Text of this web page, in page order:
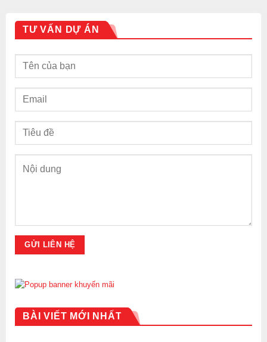
sống đô thị hối hả, một mặt bằng
sinh hoạt được tinh giản khoa học
không chỉ mang lại sự...
tại TP.HCM. Để kiến tạo một môi
trường sống tiện...
TƯ VẤN DỰ ÁN
BÀI VIẾT MỚI NHẤT